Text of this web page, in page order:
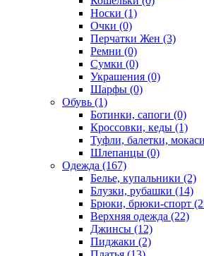
Носки (1)
Очки (0)
Перчатки Жен (3)
Ремни (0)
Сумки (0)
Украшения (0)
Шарфы (0)
Обувь (1)
Ботинки, сапоги (0)
Кроссовки, кеды (1)
Туфли, балетки,
Шлепанцы (0)
Одежда (167)
Белье, купальники (2)
Блузки, рубашки (14)
Брюки, брюки-спорт
Верхняя одежда (22)
Джинсы (12)
Пиджаки (2)